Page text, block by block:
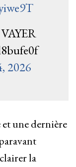
2026
une dernière
la